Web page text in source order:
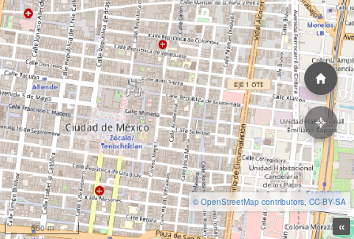
«
500 m
© OpenStreetMap contributors, CC-BY-SA